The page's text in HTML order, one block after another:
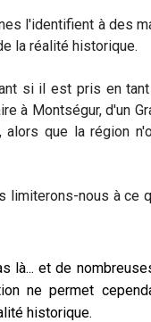
l'identifient à des
la réalité historique.
si il est pris en
Montségur, d'un
que la région
limiterons-nous à ce
là... et de
ne permet
historique.